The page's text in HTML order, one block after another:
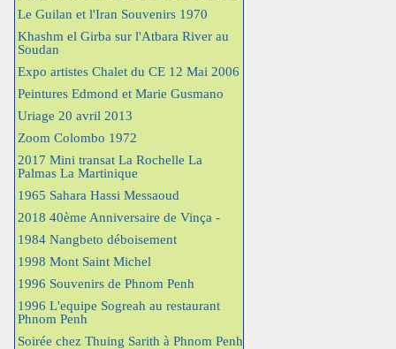
Le Guilan et l'Iran Souvenirs 1970
Khashm el Girba sur l'Atbara River au
Soudan
Expo artistes Chalet du CE 12 Mai 2006
Peintures Edmond et Marie Gusmano
Uriage 20 avril 2013
Zoom Colombo 1972
2017 Mini transat La Rochelle La
Palmas La Martinique
1965 Sahara Hassi Messaoud
2018 40ème Anniversaire de Vinça -
1984 Nangbeto déboisement
1998 Mont Saint Michel
1996 Souvenirs de Phnom Penh
1996 L'equipe Sogreah au restaurant
Phnom Penh
Soirée chez Thuing Sarith à Phnom Penh